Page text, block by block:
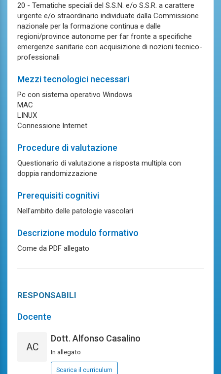
20 - Tematiche speciali del S.S.N. e/o S.S.R. a carattere
urgente e/o straordinario individuate dalla Commissione
nazionale per la formazione continua e dalle
regioni/province autonome per far fronte a specifiche
emergenze sanitarie con acquisizione di nozioni tecnico-
professionali
Mezzi tecnologici necessari
Pc con sistema operativo Windows
MAC
LINUX
Connessione Internet
Procedure di valutazione
Questionario di valutazione a risposta multipla con
doppia randomizzazione
Prerequisiti cognitivi
Nell'ambito delle patologie vascolari
Descrizione modulo formativo
Come da PDF allegato
RESPONSABILI
Docente
AC
Dott. Alfonso Casalino
In allegato
Scarica il curriculum